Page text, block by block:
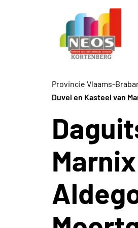
Provincie Vlaams-
Duvel en Kasteel van